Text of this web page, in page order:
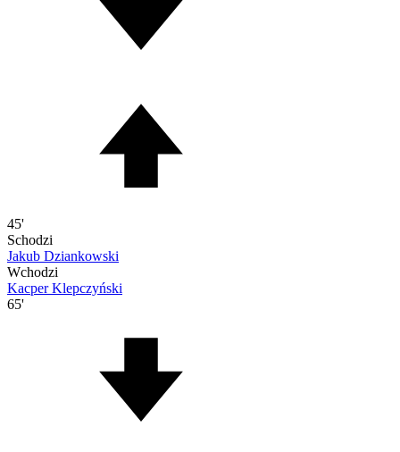
45'
Schodzi
Jakub Dziankowski
Wchodzi
Kacper Klepczyński
65'